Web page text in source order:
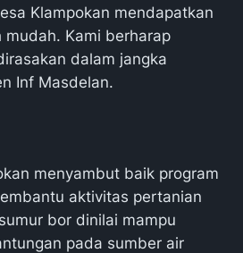
Klampokan mendapatkan
mudah. Kami berharap
dalam jangka
Inf Masdelan.
menyambut baik program
aktivitas pertanian
bor dinilai mampu
pada sumber air